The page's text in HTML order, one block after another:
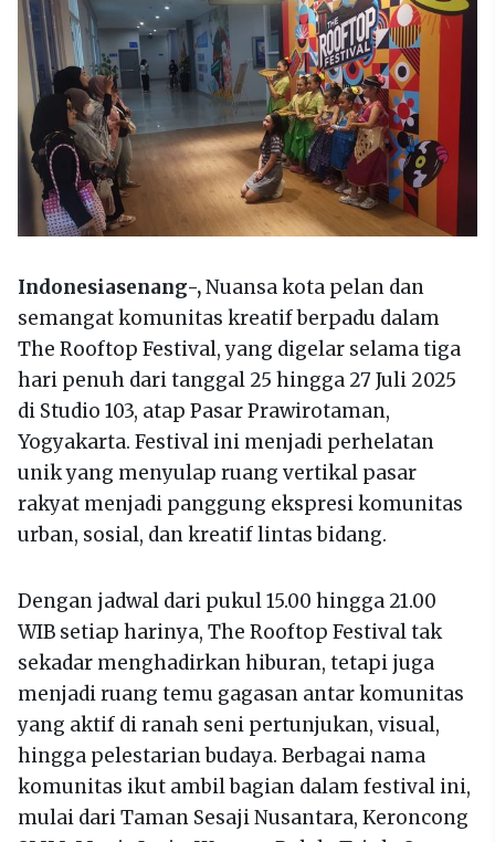
Indonesiasenang-,Nuansa kota pelan dan
semangat komunitas kreatif berpadu dalam
The Rooftop Festival, yang digelar selama tiga
hari penuh dari tanggal 25 hingga 27 Juli 2025
di Studio 103, atap Pasar Prawirotaman,
Yogyakarta. Festival ini menjadi perhelatan
unik yang menyulap ruang vertikal pasar
rakyat menjadi panggung ekspresi komunitas
urban, sosial, dan kreatif lintas bidang.
Dengan jadwal dari pukul 15.00 hingga 21.00
WIB setiap harinya, The Rooftop Festival tak
sekadar menghadirkan hiburan, tetapi juga
menjadi ruang temu gagasan antar komunitas
yang aktif di ranah seni pertunjukan, visual,
hingga pelestarian budaya. Berbagai nama
komunitas ikut ambil bagian dalam festival ini,
mulai dari Taman Sesaji Nusantara, Keroncong